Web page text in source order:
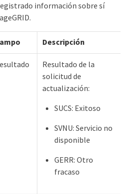
información sobre sí
Descripción
Resultado de la
solicitud de
actualización:
SUCS: Exitoso
SVNU: Servicio no
disponible
GERR: Otro
fracaso